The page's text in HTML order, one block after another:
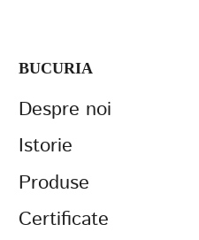
BUCURIA
Despre noi
Istorie
Produse
Certificate